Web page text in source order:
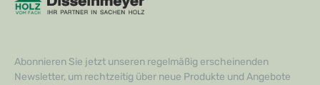
Abonnieren Sie jetzt unseren regelmäßig erscheinenden
Newsletter, um rechtzeitig über neue Produkte und Angebote